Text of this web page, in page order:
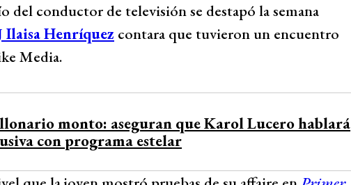
del conductor de televisión se destapó la semana
Ilaisa Henríquez contara que tuvieron un encuentro
Media.
monto: aseguran que Karol Lucero hablará
con programa estelar